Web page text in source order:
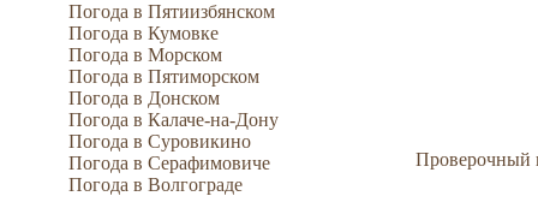
Погода в Пятиизбянском
Погода в Кумовке
Погода в Морском
Погода в Пятиморском
Погода в Донском
Погода в Калаче-на-Дону
Погода в Суровикино
Погода в Серафимовиче
Погода в Волгограде
Проверочный